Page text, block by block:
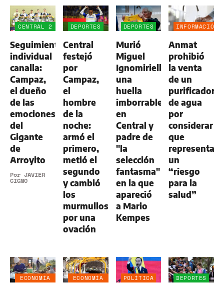
CENTRAL 2
ALDOSIVI
1
Seguimiento
individual
canalla:
Campaz,
el dueño
de las
emociones
del
Gigante
de
Arroyito
Por JAVIER
CIGNO
DEPORTES
Central
festejó
por
Campaz,
el
hombre
de la
noche:
armó el
primero,
metió el
segundo
y cambió
los
murmullos
por una
ovación
DEPORTES
Murió
Miguel
Ignomiriello:
una
huella
imborrable
en
Central y
padre de
"la
selección
fantasma"
en la que
apareció
a Mario
Kempes
INFORMACIÓN
Anmat
prohibió
la venta
de un
purificador
de agua
por
considerar
que
representa
un
“riesgo
para la
salud”
ECONOMÍA
ECONOMÍA
POLÍTICA DEPORTES